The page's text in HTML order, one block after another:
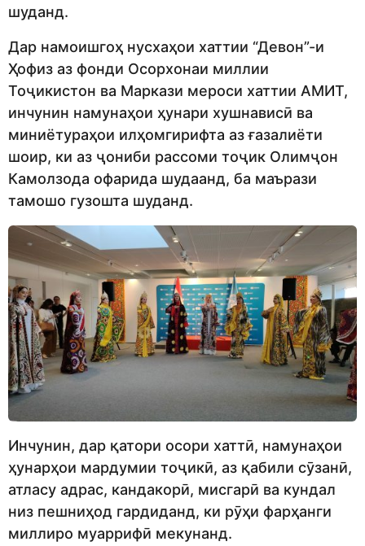
шуданд.
Дар намоишгоҳ нусхаҳои хаттии “Девон”-и
Ҳофиз аз фонди Осорхонаи миллии
Тоҷикистон ва Маркази мероси хаттии АМИТ,
инчунин намунаҳои ҳунари хушнависӣ ва
миниётураҳои илҳомгирифта аз ғазалиёти
шоир, ки аз ҷониби рассоми тоҷик Олимҷон
Камолзода офарида шудаанд, ба маърази
тамошо гузошта шуданд.
Инчунин, дар қатори осори хаттӣ, намунаҳои
ҳунарҳои мардумии тоҷикӣ, аз қабили сӯзанӣ,
атласу адрас, кандакорӣ, мисгарӣ ва кундал
низ пешниҳод гардиданд, ки рӯҳи фарҳанги
миллиро муаррифӣ мекунанд.